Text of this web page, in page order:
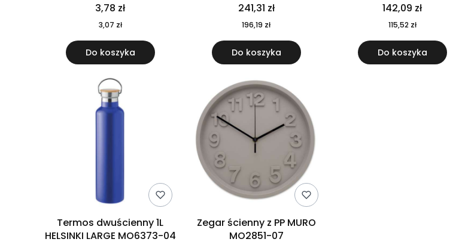
3,78 zł
3,07 zł
Do koszyka
241,31 zł
196,19 zł
Do koszyka
142,09 zł
115,52 zł
Do koszyka
Termos dwuścienny 1L
HELSINKI LARGE MO6373-04
Zegar ścienny z PP MURO
MO2851-07